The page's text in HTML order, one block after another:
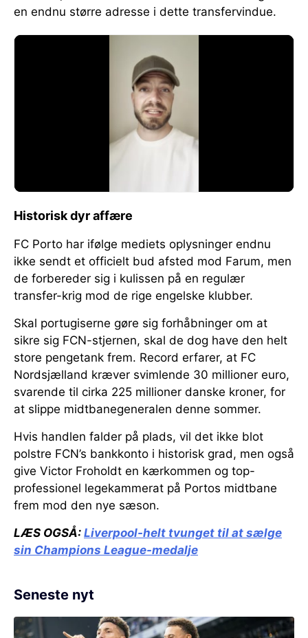
en endnu større adresse i dette transfervindue.
Historisk dyr affære
FC Porto har ifølge mediets oplysninger endnu
ikke sendt et officielt bud afsted mod Farum, men
de forbereder sig i kulissen på en regulær
transfer-krig mod de rige engelske klubber.
Skal portugiserne gøre sig forhåbninger om at
sikre sig FCN-stjernen, skal de dog have den helt
store pengetank frem. Record erfarer, at FC
Nordsjælland kræver svimlende 30 millioner euro,
svarende til cirka 225 millioner danske kroner, for
at slippe midtbanegeneralen denne sommer.
Hvis handlen falder på plads, vil det ikke blot
polstre FCN’s bankkonto i historisk grad, men også
give Victor Froholdt en kærkommen og top-
professionel legekammerat på Portos midtbane
frem mod den nye sæson.
LÆS OGSÅ: Liverpool-helt tvunget til at sælge
sin Champions League-medalje
Seneste nyt